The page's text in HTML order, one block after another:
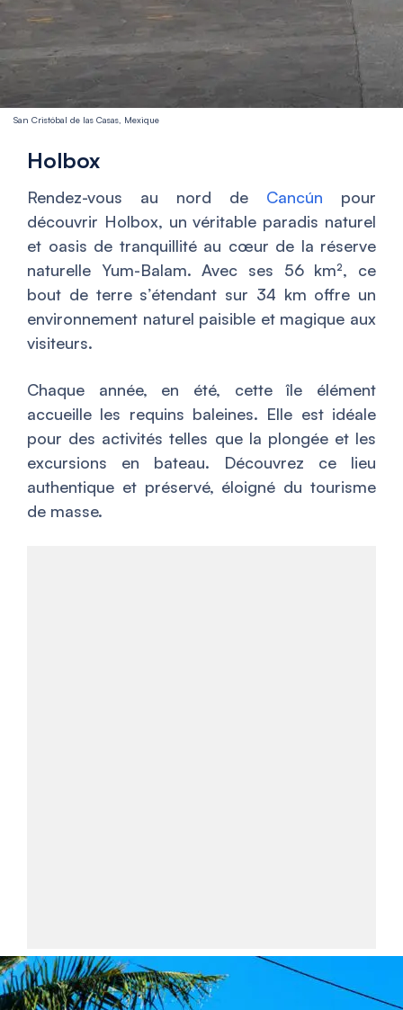
San Cristóbal de las Casas, Mexique
Holbox
Rendez-vous au nord de Cancún pour
découvrir Holbox, un véritable paradis naturel
et oasis de tranquillité au cœur de la réserve
naturelle Yum-Balam. Avec ses 56 km², ce
bout de terre s’étendant sur 34 km offre un
environnement naturel paisible et magique aux
visiteurs.
Chaque année, en été, cette île élément
accueille les requins baleines. Elle est idéale
pour des activités telles que la plongée et les
excursions en bateau. Découvrez ce lieu
authentique et préservé, éloigné du tourisme
de masse.